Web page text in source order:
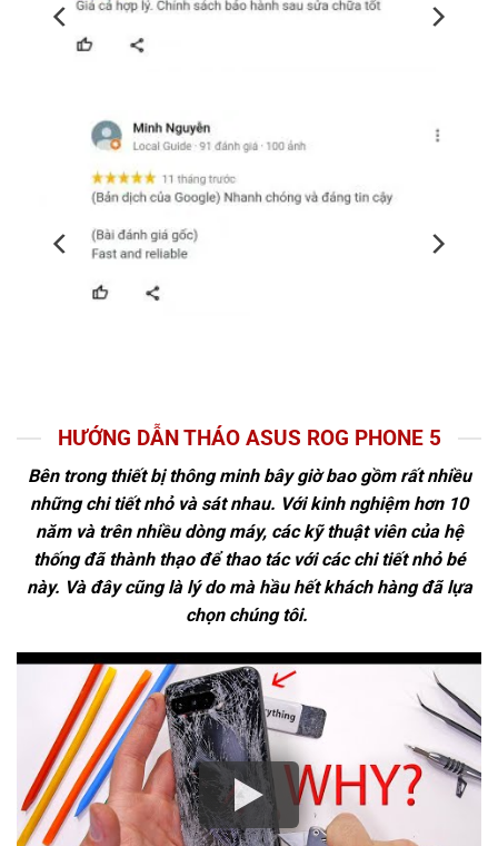
HƯỚNG DẪN THÁO ASUS ROG PHONE 5
Bên trong thiết bị thông minh bây giờ bao gồm rất nhiều
những chi tiết nhỏ và sát nhau. Với kinh nghiệm hơn 10
năm và trên nhiều dòng máy, các kỹ thuật viên của hệ
thống đã thành thạo để thao tác với các chi tiết nhỏ bé
này. Và đây cũng là lý do mà hầu hết khách hàng đã lựa
chọn chúng tôi.